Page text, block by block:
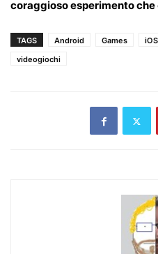
coraggioso esperimento
TAGS Android Games iOS
videogiochi